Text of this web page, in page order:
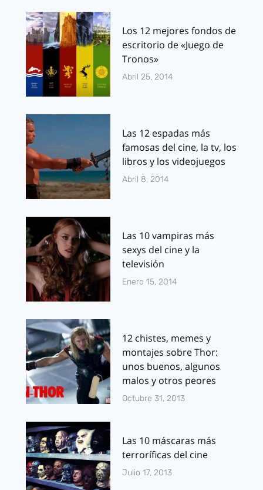
Los 12 mejores fondos de
escritorio de «Juego de
Tronos»
Abril 25, 2014
Las 12 espadas más
famosas del cine, la tv, los
libros y los videojuegos
Abril 8, 2014
Las 10 vampiras más
sexys del cine y la
televisión
Enero 15, 2014
12 chistes, memes y
montajes sobre Thor:
unos buenos, algunos
malos y otros peores
Octubre 31, 2013
Las 10 máscaras más
terroríficas del cine
Julio 17, 2013